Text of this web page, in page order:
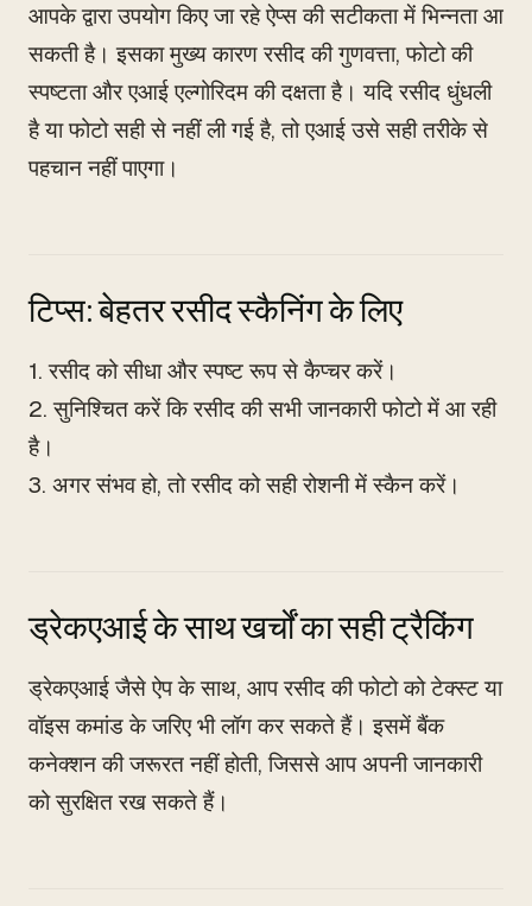
आपके द्वारा उपयोग किए जा रहे ऐप्स की सटीकता में भिन्नता आ
सकती है। इसका मुख्य कारण रसीद की गुणवत्ता, फोटो की
स्पष्टता और एआई एल्गोरिदम की दक्षता है। यदि रसीद धुंधली
है या फोटो सही से नहीं ली गई है, तो एआई उसे सही तरीके से
पहचान नहीं पाएगा।
टिप्स: बेहतर रसीद स्कैनिंग के लिए
1. रसीद को सीधा और स्पष्ट रूप से कैप्चर करें।
2. सुनिश्चित करें कि रसीद की सभी जानकारी फोटो में आ रही
है।
3. अगर संभव हो, तो रसीद को सही रोशनी में स्कैन करें।
ड्रेकएआई के साथ खर्चों का सही ट्रैकिंग
ड्रेकएआई जैसे ऐप के साथ, आप रसीद की फोटो को टेक्स्ट या
वॉइस कमांड के जरिए भी लॉग कर सकते हैं। इसमें बैंक
कनेक्शन की जरूरत नहीं होती, जिससे आप अपनी जानकारी
को सुरक्षित रख सकते हैं।